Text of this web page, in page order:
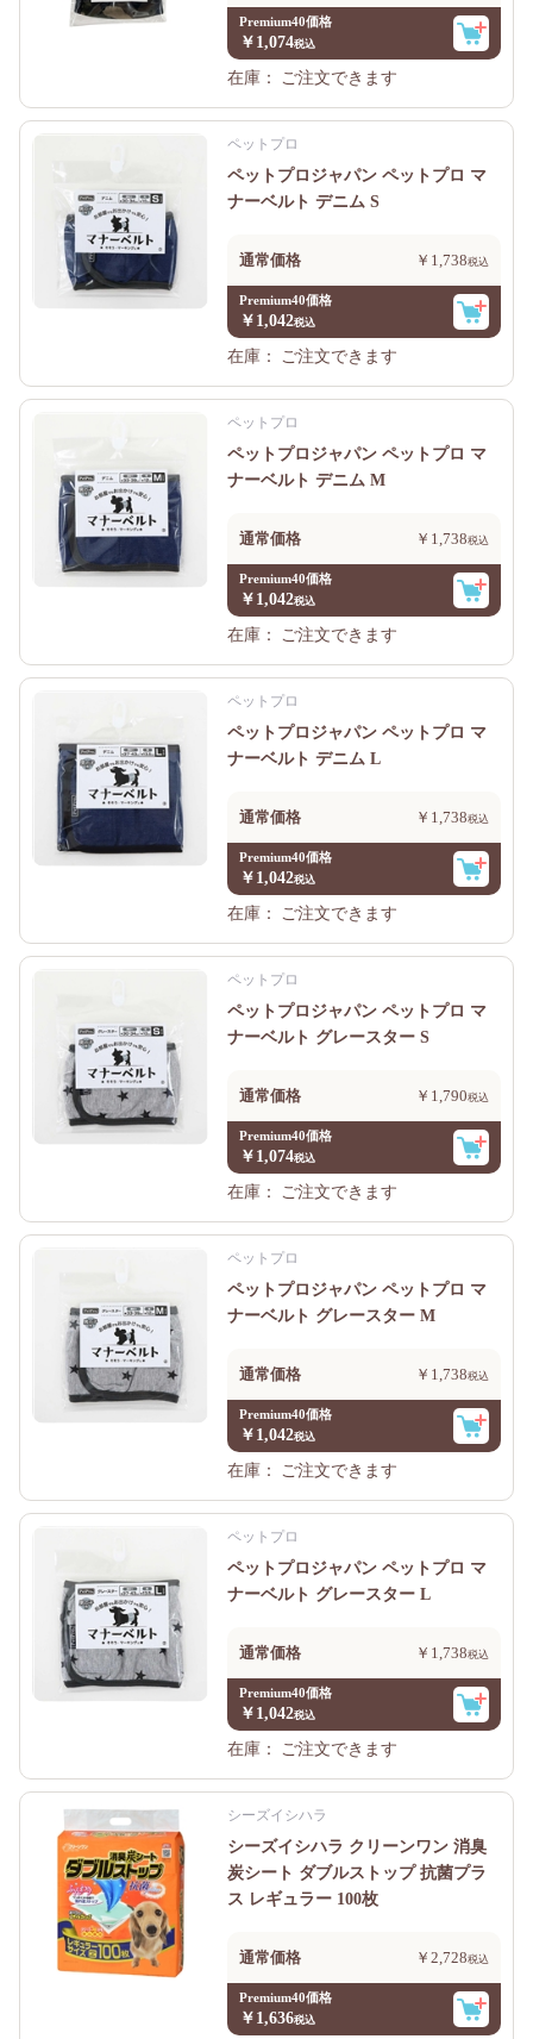
Premium40価格
￥1,074
在庫：
ご注文できます
ペットプロ
ペットプロジャパン ペットプロ マ
ナーベルト デニム S
通常価格 ￥1,738
Premium40価格
￥1,042
在庫：
ご注文できます
ペットプロ
ペットプロジャパン ペットプロ マ
ナーベルト デニム M
通常価格 ￥1,738
Premium40価格
￥1,042
在庫：
ご注文できます
ペットプロ
ペットプロジャパン ペットプロ マ
ナーベルト デニム L
通常価格 ￥1,738
Premium40価格
￥1,042
在庫：
ご注文できます
ペットプロ
ペットプロジャパン ペットプロ マ
ナーベルト グレースター S
通常価格 ￥1,790
Premium40価格
￥1,074
在庫：
ご注文できます
ペットプロ
ペットプロジャパン ペットプロ マ
ナーベルト グレースター M
通常価格 ￥1,738
Premium40価格
￥1,042
在庫：
ご注文できます
ペットプロ
ペットプロジャパン ペットプロ マ
ナーベルト グレースター L
通常価格 ￥1,738
Premium40価格
￥1,042
在庫：
ご注文できます
シーズイシハラ
シーズイシハラ クリーンワン 消臭
炭シート ダブルストップ 抗菌プラ
ス レギュラー 100枚
通常価格 ￥2,728
Premium40価格
￥1,636